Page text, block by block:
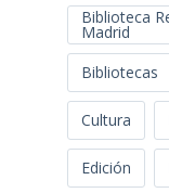
Biblioteca
Madrid
Bibliotecas
Cultura
Edición